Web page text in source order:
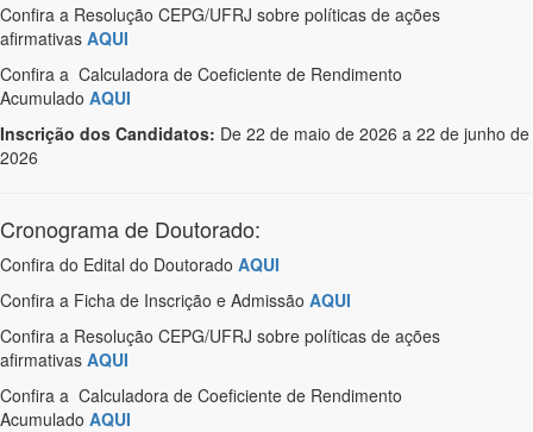
Confira a Resolução CEPG/UFRJ sobre políticas de ações
afirmativas AQUI
Confira a Calculadora de Coeficiente de Rendimento
Acumulado AQUI
Inscrição dos Candidatos: De 22 de maio de 2026 a 22 de junho de
2026
Cronograma de Doutorado:
Confira do Edital do Doutorado AQUI
Confira a Ficha de Inscrição e Admissão AQUI
Confira a Resolução CEPG/UFRJ sobre políticas de ações
afirmativas AQUI
Confira a Calculadora de Coeficiente de Rendimento
Acumulado AQUI